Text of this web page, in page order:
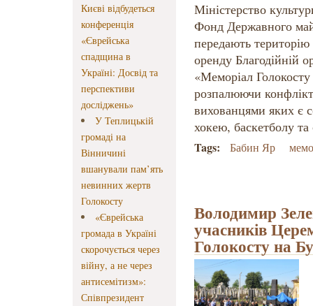
Києві відбудеться
конференція
«Єврейська
спадщина в
Україні: Досвід та
перспективи
досліджень»
У Теплицькій
громаді на
Вінничині
вшанували пам’ять
невинних жертв
Голокосту
«Єврейська
громада в Україні
скорочується через
війну, а не через
антисемітизм»:
Співпрезидент
Міністерство
Фонд Державного
передають
оренду Благодійній
«Меморіал
розпалюючи
вихованцями яких є
хокею, баскетболу
Tags: Бабин Яр
Володимир
учасників
Голокосту на